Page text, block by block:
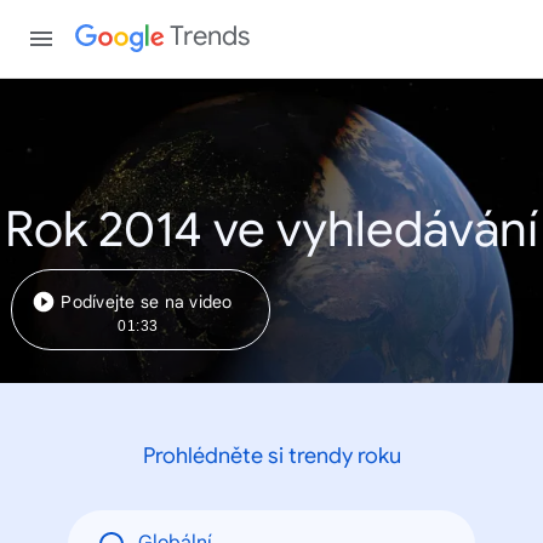
Trends
Rok 2014 ve vyhledávání
Podívejte se na video
01:33
Prohlédněte si trendy roku